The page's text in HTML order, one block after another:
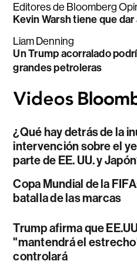
Editores de Bloomberg
Kevin Warsh tiene que
Liam Denning
Un Trump acorralado
grandes petroleras
¿Qué hay detrás de la
intervención sobre el
parte de EE. UU. y
Copa Mundial de la
batalla de las marcas
Trump afirma que
"mantendrá el
controlará